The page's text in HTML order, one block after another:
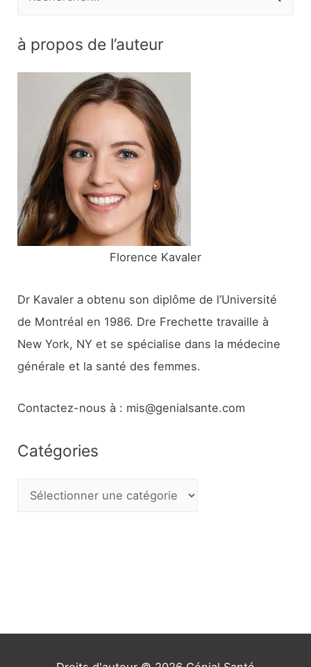
h
:
à propos de l’auteur
Florence Kavaler
Dr Kavaler a obtenu son diplôme de l’Université
de Montréal en 1986. Dre Frechette travaille à
New York, NY et se spécialise dans la médecine
générale et la santé des femmes.
Contactez-nous à : mis@genialsante.com
Catégories